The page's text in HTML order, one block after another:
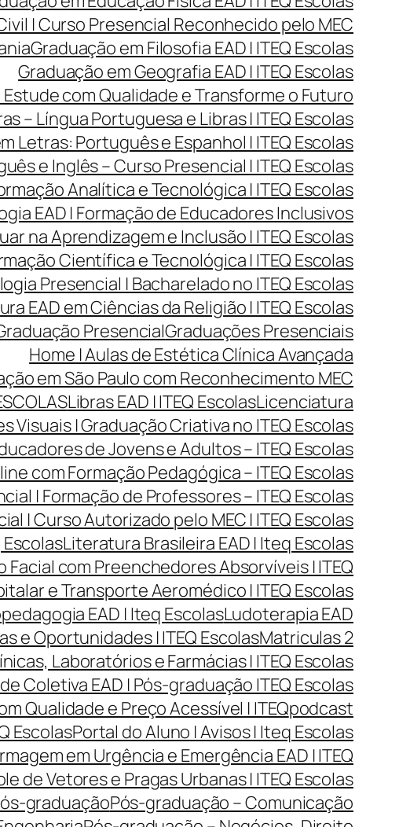
| Curso Presencial Reconhecido pelo MEC
Graduação em Filosofia EAD | ITEQ Escolas
Graduação em Geografia EAD | ITEQ Escolas
com Qualidade e Transforme o Futuro
– Língua Portuguesa e Libras | ITEQ Escolas
Letras: Português e Espanhol | ITEQ Escolas
e Inglês – Curso Presencial | ITEQ Escolas
Analítica e Tecnológica | ITEQ Escolas
EAD | Formação de Educadores Inclusivos
na Aprendizagem e Inclusão | ITEQ Escolas
Científica e Tecnológica | ITEQ Escolas
Presencial | Bacharelado no ITEQ Escolas
EAD em Ciências da Religião | ITEQ Escolas
PresencialGraduações Presenciais
Home | Aulas de Estética Clínica Avançada
em São Paulo com Reconhecimento MEC
Libras EAD | ITEQ EscolasLicenciatura
Visuais | Graduação Criativa no ITEQ Escolas
de Jovens e Adultos – ITEQ Escolas
com Formação Pedagógica – ITEQ Escolas
| Formação de Professores – ITEQ Escolas
| Curso Autorizado pelo MEC | ITEQ Escolas
Literatura Brasileira EAD | Iteq Escolas
com Preenchedores Absorvíveis | ITEQ
e Transporte Aeromédico | ITEQ Escolas
EAD | Iteq EscolasLudoterapia EAD
e Oportunidades | ITEQ EscolasMatriculas 2
Laboratórios e Farmácias | ITEQ Escolas
Coletiva EAD | Pós-graduação ITEQ Escolas
Qualidade e Preço Acessível | ITEQpodcast
EscolasPortal do Aluno | Avisos | Iteq Escolas
em Urgência e Emergência EAD | ITEQ
de Vetores e Pragas Urbanas | ITEQ Escolas
graduaçãoPós-graduação – Comunicação